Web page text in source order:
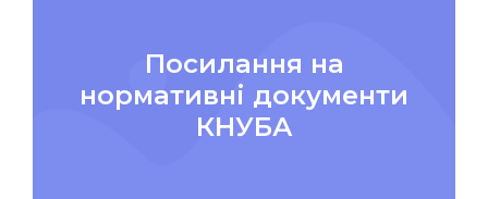
Посилання на
нормативні документи
КНУБА